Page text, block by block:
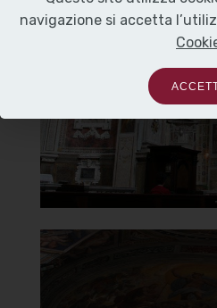
in
Interno
Clicca per
]
navigazione si accetta